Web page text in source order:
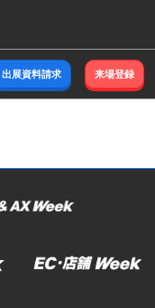
出展資料請求 来場登録